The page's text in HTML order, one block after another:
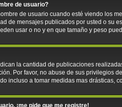
de usuario?
de usuario cuando esté viendo los
de mensajes publicados por usted o su
usar o no y en que tamaño y peso
la cantidad de publicaciones
Por favor, no abuse de sus privilegios
incluso a tomar medidas mas drásticas,
¡me pide que me registre!